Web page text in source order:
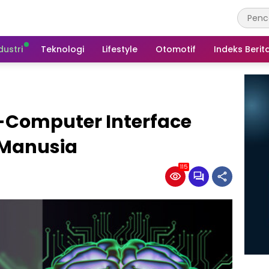
Teknologi Lifestyle Otomotif Indeks
Interface
115